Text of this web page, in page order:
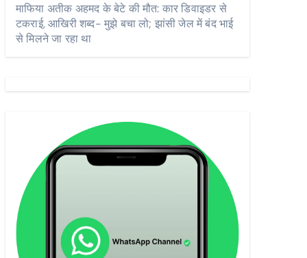
माफिया अतीक अहमद के बेटे की मौत: कार डिवाइडर से
टकराई, आखिरी शब्द- मुझे बचा लो; झांसी जेल में बंद भाई
से मिलने जा रहा था